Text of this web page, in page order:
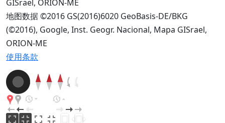
GISrael, ORION-ME
地图数据 ©2016 GS(2016)6020 GeoBasis-DE/BKG
(©2016), Google, Inst. Geogr. Nacional, Mapa GISrael,
ORION-ME
使用条款